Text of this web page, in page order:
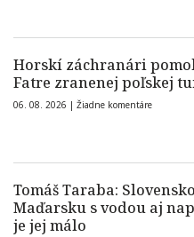
Horskí záchranári
Fatre zranenej poľskej
06. 08. 2026 | Žiadne komentáre
Tomáš Taraba:
Maďarsku s vodou aj
je jej málo